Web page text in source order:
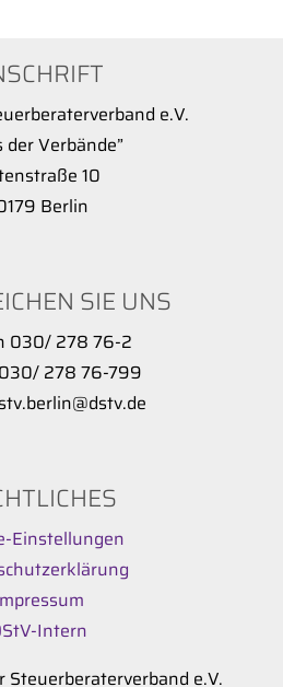
e.V.
der Verbände”
10
Berlin
SIE UNS
030/ 278 76-2
278 76-799
Einstellungen
Intern
e.V.